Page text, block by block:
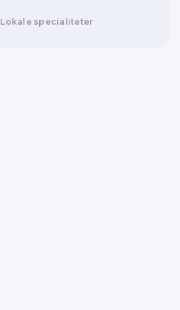
Lokale specialiteter